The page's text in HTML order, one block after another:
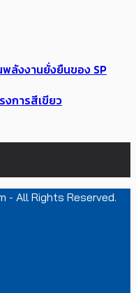
ลังงานยั่งยืนของ SP
งการสีเขียว
- All Rights Reserved.